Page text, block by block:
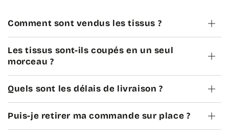
Comment sont vendus les tissus ?
Les tissus sont-ils coupés en un seul
morceau ?
Quels sont les délais de livraison ?
Puis-je retirer ma commande sur place ?